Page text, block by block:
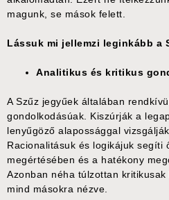
magunk, se mások felett.
Lássuk mi jellemzi leginkább a
Analitikus és kritikus
A Szűz jegyűek általában
gondolkodásúak. Kiszúrják a
lenyűgöző alapossággal
Racionalitásuk és logikájuk segíti
megértésében és a hatékony
Azonban néha túlzottan
mind másokra nézve.